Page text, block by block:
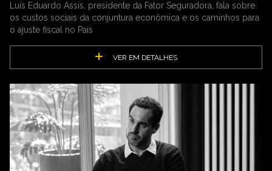
Luís Eduardo Assis, presidente da Fator Seguradora, fala sobre
os custos sociais da conjuntura econômica e os caminhos para
o ajuste fiscal no País
VER EM DETALHES